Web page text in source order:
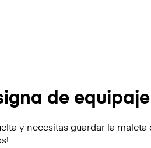
de
y necesitas guardar la